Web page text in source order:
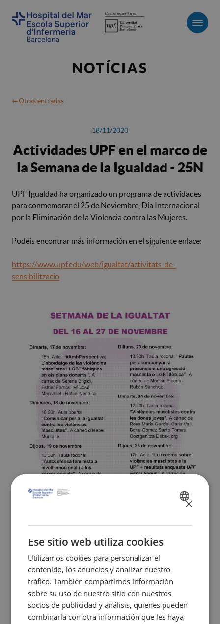
NOTÍCIAS
Otras entradas
18/11/2020
Actividades UPF en el marco de
la Semana de la Igualdad - 25N
UPF Igualdad ha organizado un programa de actividades
para conmemorar el 25 de Noviembre, Día Internacional
por la Eliminación de la Violencia contra las Mujeres.
Podéis encontrar más información en el siguiente enlace:
https://www.upf.edu/web/igualtat/activitats-de-
sensibilitzacio
SPANISH
×
Ese sitio web utiliza cookies
Utilizamos cookies para personalizar el
contenido, los anuncios y analizar nuestro
tráfico. También compartimos información
sobre su uso de nuestro sitio con nuestros
socios de publicidad y análisis, quienes pueden
combinarla con otra información que les haya